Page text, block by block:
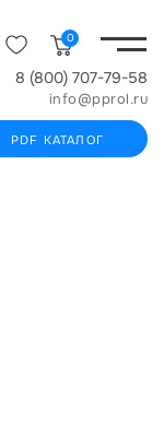
0
8 (800) 707-79-58
info@pprol.ru
PDF КАТАЛОГ